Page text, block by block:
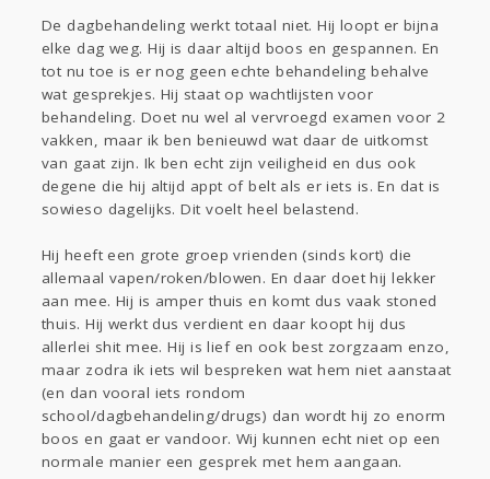
De dagbehandeling werkt totaal niet. Hij loopt er bijna
elke dag weg. Hij is daar altijd boos en gespannen. En
tot nu toe is er nog geen echte behandeling behalve
wat gesprekjes. Hij staat op wachtlijsten voor
behandeling. Doet nu wel al vervroegd examen voor 2
vakken, maar ik ben benieuwd wat daar de uitkomst
van gaat zijn. Ik ben echt zijn veiligheid en dus ook
degene die hij altijd appt of belt als er iets is. En dat is
sowieso dagelijks. Dit voelt heel belastend.
Hij heeft een grote groep vrienden (sinds kort) die
allemaal vapen/roken/blowen. En daar doet hij lekker
aan mee. Hij is amper thuis en komt dus vaak stoned
thuis. Hij werkt dus verdient en daar koopt hij dus
allerlei shit mee. Hij is lief en ook best zorgzaam enzo,
maar zodra ik iets wil bespreken wat hem niet aanstaat
(en dan vooral iets rondom
school/dagbehandeling/drugs) dan wordt hij zo enorm
boos en gaat er vandoor. Wij kunnen echt niet op een
normale manier een gesprek met hem aangaan.